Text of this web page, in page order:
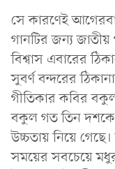
সে কারণেই
গানটির জন্য
বিশ্বাস এবারের
সুবর্ণ বন্দরের
গীতিকার কবির
বকুল গত তিন দশকে
উচ্চতায় নিয়ে
সময়ের সবচেয়ে